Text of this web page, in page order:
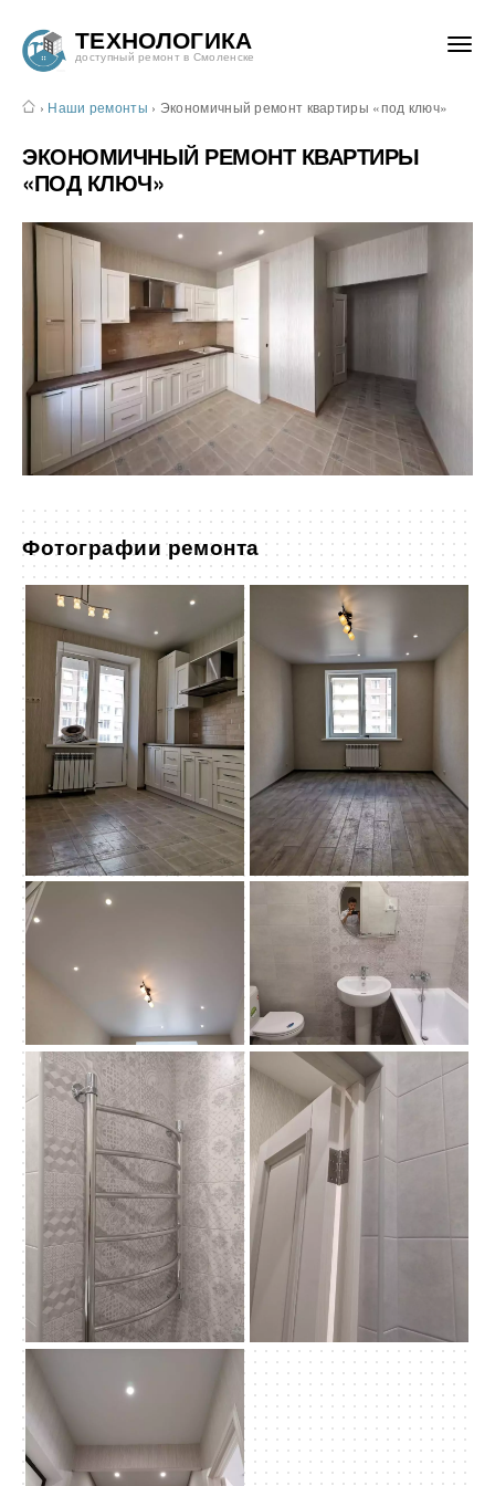
ТЕХНОЛОГИКА
доступный ремонт в Смоленске
› Наши ремонты › Экономичный ремонт квартиры «под ключ»
ЭКОНОМИЧНЫЙ РЕМОНТ КВАРТИРЫ
«ПОД КЛЮЧ»
Фотографии ремонта